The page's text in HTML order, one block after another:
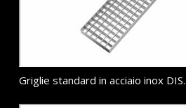
Griglie standard in acciaio inox